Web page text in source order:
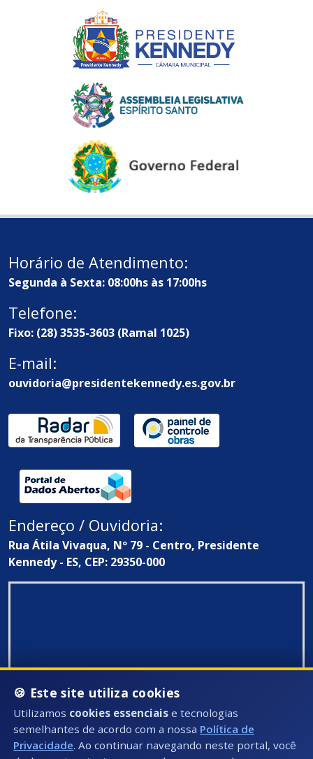
Horário de Atendimento:
Segunda à Sexta: 08:00hs às 17:00hs
Telefone:
Fixo: (28) 3535-3603 (Ramal 1025)
E-mail:
ouvidoria@presidentekennedy.es.gov.br
Endereço / Ouvidoria:
Rua Átila Vivaqua, Nº 79 - Centro, Presidente
Kennedy - ES, CEP: 29350-000
🍪 Este site utiliza cookies
Utilizamos cookies essenciais e tecnologias
semelhantes de acordo com a nossa Política de
Privacidade. Ao continuar navegando neste portal, você